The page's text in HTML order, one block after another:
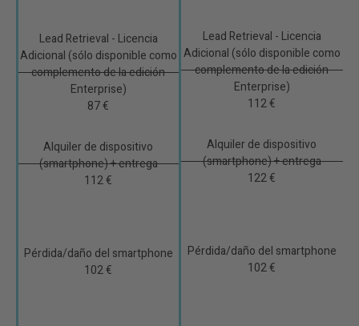
Lead Retrieval - Licencia
Adicional (sólo disponible como
complemento de la edición
Enterprise)
87 €
Alquiler de dispositivo
(smartphone) + entrega
112 €
Pérdida/daño del smartphone
102 €
Lead Retrieval - Licencia
Adicional (sólo disponible como
complemento de la edición
Enterprise)
112 €
Alquiler de dispositivo
(smartphone) + entrega
122 €
Pérdida/daño del smartphone
102 €